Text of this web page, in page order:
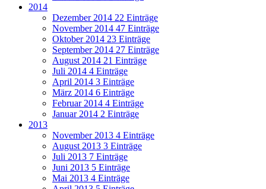
2014
Dezember 2014 22 Einträge
November 2014 47 Einträge
Oktober 2014 23 Einträge
September 2014 27 Einträge
August 2014 21 Einträge
Juli 2014 4 Einträge
April 2014 3 Einträge
März 2014 6 Einträge
Februar 2014 4 Einträge
Januar 2014 2 Einträge
2013
November 2013 4 Einträge
August 2013 3 Einträge
Juli 2013 7 Einträge
Juni 2013 5 Einträge
Mai 2013 4 Einträge